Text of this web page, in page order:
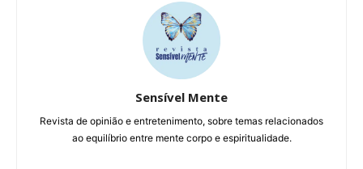
Sensível Mente
Revista de opinião e entretenimento, sobre temas relacionados
ao equilíbrio entre mente corpo e espiritualidade.